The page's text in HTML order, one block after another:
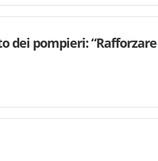
dei pompieri: